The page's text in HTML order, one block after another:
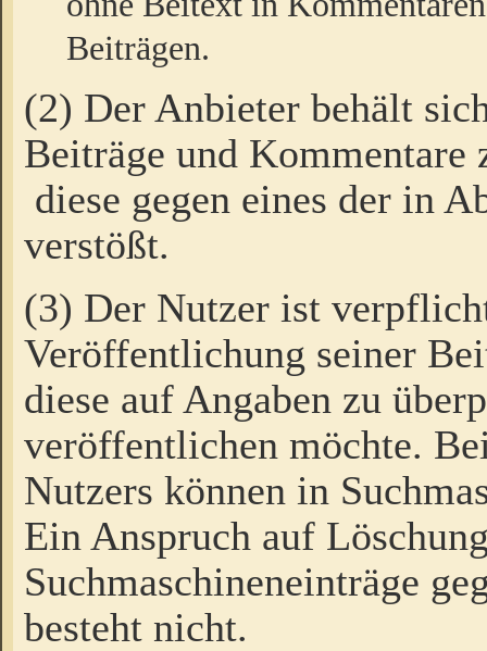
Beiträgen.
(2) Der Anbieter behält
Beiträge und Kommentare
diese gegen eines der in
verstößt.
(3) Der Nutzer ist
Veröffentlichung seiner
diese auf Angaben zu
veröffentlichen möchte.
Nutzers können in
Ein Anspruch auf
Suchmaschineneinträge
besteht nicht.